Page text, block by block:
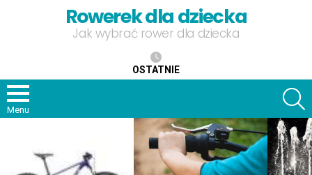
Rowerek dla dziecka
Jak wybrać rower dla dziecka
OSTATNIE
Menu